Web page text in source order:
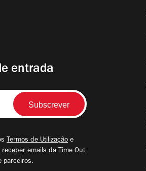
entrada
Termos de Utilização e
emails da Time Out
parceiros.